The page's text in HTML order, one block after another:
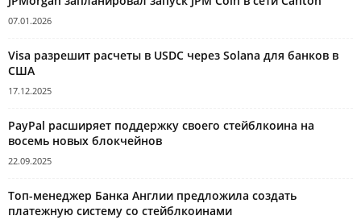
07.01.2026
Visa разрешит расчеты в USDC через Solana для банков в
США
17.12.2025
PayPal расширяет поддержку своего стейблкоина на
восемь новых блокчейнов
22.09.2025
Топ-менеджер Банка Англии предложила создать
платежную систему со стейблкоинами